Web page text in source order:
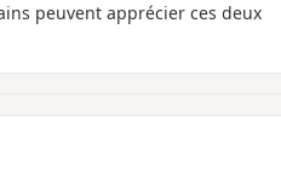
peuvent apprécier ces deux